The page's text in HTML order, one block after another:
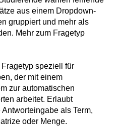
aus einem Dropdown-
gruppiert und mehr als
Mehr zum Fragetyp
speziell für
der mit einem
zur automatischen
arbeitet. Erlaubt
als Term,
oder Menge.